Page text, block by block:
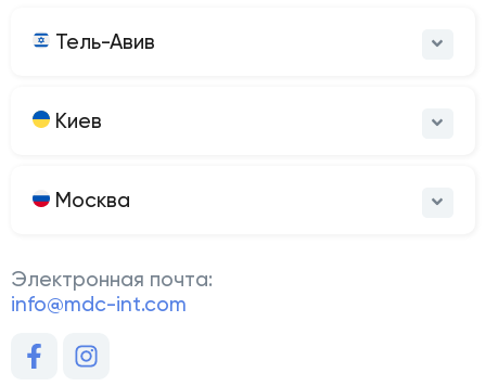
Тель-Авив
Киев
Москва
Электронная почта:
info@mdc-int.com